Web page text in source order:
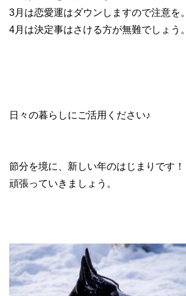
3月は恋愛運はダウンしますので注意を。
4月は決定事はさける方が無難でしょう。
日々の暮らしにご活用ください♪
節分を境に、新しい年のはじまりです！
頑張っていきましょう。